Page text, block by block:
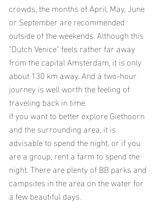
crowds, the months of April, May, June
or September are recommended
outside of the weekends. Although this
"Dutch Venice" feels rather far away
from the capital Amsterdam, it is only
about 130 km away. And a two-hour
journey is well worth the feeling of
traveling back in time.
If you want to better explore Giethoorn
and the surrounding area, it is
advisable to spend the night, or if you
are a group, rent a farm to spend the
night. There are plenty of BB parks and
campsites in the area on the water for
a few beautiful days.